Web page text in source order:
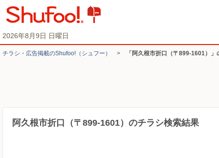
2026年8月9日 日曜日
チラシ・​広告掲載の​Shufoo!​（シュフー） > 「阿久根市折口（〒899-1601）
阿久根市折口（〒899-1601）のチラシ検索結果